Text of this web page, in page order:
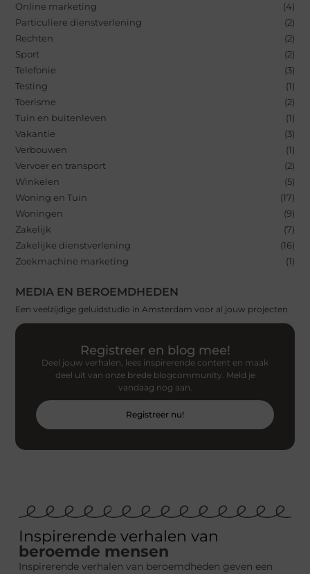
Online marketing
(4)
Particuliere dienstverlening
(2)
Rechten
(2)
Sport
(2)
Telefonie
(3)
Testing
(1)
Toerisme
(2)
Tuin en buitenleven
(1)
Vakantie
(3)
Verbouwen
(1)
Vervoer en transport
(2)
Winkelen
(5)
Woning en Tuin
(17)
Woningen
(9)
Zakelijk
(7)
Zakelijke dienstverlening
(16)
Zoekmachine marketing
(1)
MEDIA EN BEROEMDHEDEN
Een veelzijdige geluidstudio in Amsterdam voor al jouw projecten
Registreer en blog mee!
Deel jouw verhalen, lees inspirerende content en maak
deel uit van onze brede blogcommunity. Meld je
vandaag nog aan.
Registreer nu!
Inspirerende verhalen van
beroemde mensen
Inspirerende verhalen van beroemdheden geven een